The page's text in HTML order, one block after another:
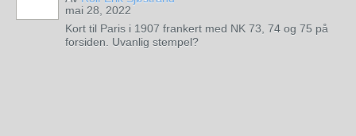
mai 28, 2022
Kort til Paris i 1907 frankert med NK 73, 74 og 75 på
forsiden. Uvanlig stempel?